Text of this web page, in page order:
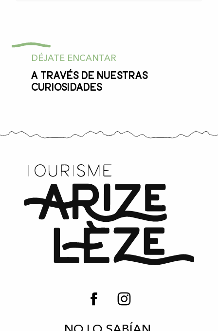
DÉJATE ENCANTAR
A través de nuestras
curiosidades